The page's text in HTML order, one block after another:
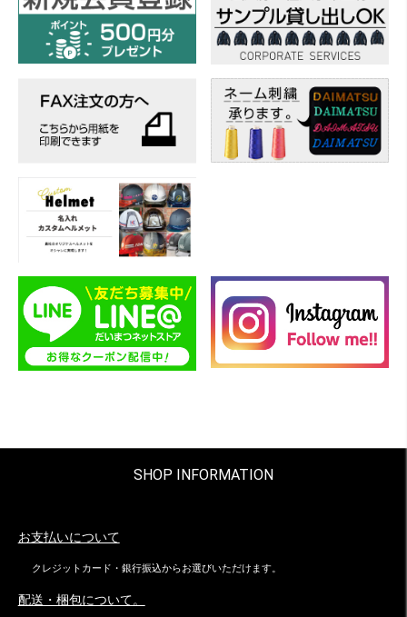
SHOP INFORMATION
お支払いについて
クレジットカード・銀行振込からお選びいただけます。
配送・梱包について。